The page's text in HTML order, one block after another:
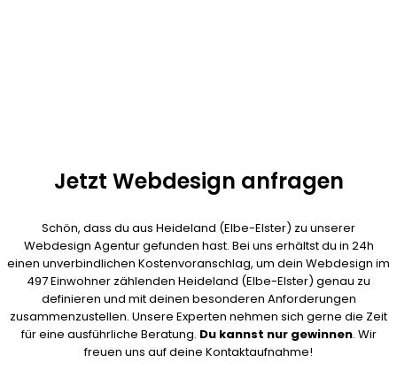
Jetzt Webdesign anfragen
Schön, dass du aus Heideland (Elbe-Elster) zu unserer
Webdesign Agentur gefunden hast. Bei uns erhältst du in 24h
einen unverbindlichen Kostenvoranschlag, um dein Webdesign im
497 Einwohner zählenden Heideland (Elbe-Elster) genau zu
definieren und mit deinen besonderen Anforderungen
zusammenzustellen. Unsere Experten nehmen sich gerne die Zeit
für eine ausführliche Beratung. Du kannst nur gewinnen. Wir
freuen uns auf deine Kontaktaufnahme!